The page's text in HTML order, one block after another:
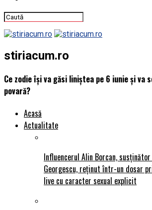
stiriacum.ro
Ce zodie își va găsi liniștea pe 6 iunie și va
povară?
Acasă
Actualitate
Influencerul Alin Borcan,
Georgescu, reținut într-un dosar
live cu caracter sexual explicit